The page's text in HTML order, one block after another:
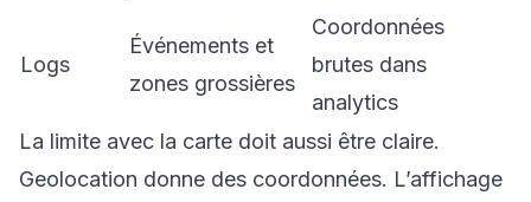
Logs
Événements et
zones grossières
Coordonnées
brutes dans
analytics
La limite avec la carte doit aussi être claire.
Geolocation donne des coordonnées. L’affichage